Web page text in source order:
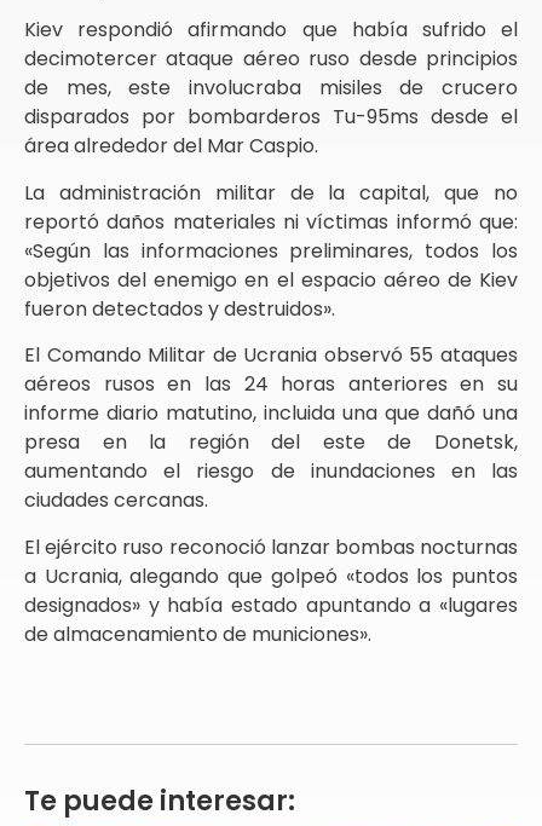
Kiev respondió afirmando que había sufrido el
decimotercer ataque aéreo ruso desde principios
de mes, este involucraba misiles de crucero
disparados por bombarderos Tu-95ms desde el
área alrededor del Mar Caspio.
La administración militar de la capital, que no
reportó daños materiales ni víctimas informó que:
«Según las informaciones preliminares, todos los
objetivos del enemigo en el espacio aéreo de Kiev
fueron detectados y destruidos».
El Comando Militar de Ucrania observó 55 ataques
aéreos rusos en las 24 horas anteriores en su
informe diario matutino, incluida una que dañó una
presa en la región del este de Donetsk,
aumentando el riesgo de inundaciones en las
ciudades cercanas.
El ejército ruso reconoció lanzar bombas nocturnas
a Ucrania, alegando que golpeó «todos los puntos
designados» y había estado apuntando a «lugares
de almacenamiento de municiones».
Te puede interesar: